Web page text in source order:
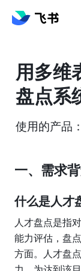
用多维
盘点系
使用的产品：
一、需求
什么是人才
人才盘点是指
能力评估，盘
方面。人才盘